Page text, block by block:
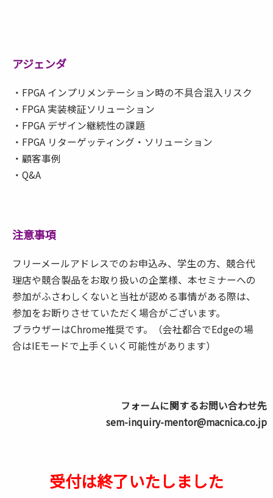
アジェンダ
・FPGA インプリメンテーション時の不具合混入リスク
・FPGA 実装検証ソリューション
・FPGA デザイン継続性の課題
・FPGA リターゲッティング・ソリューション
・顧客事例
・Q&A
注意事項
フリーメールアドレスでのお申込み、学生の方、競合代
理店や競合製品をお取り扱いの企業様、本セミナーへの
参加がふさわしくないと当社が認める事情がある際は、
参加をお断りさせていただく場合がございます。
ブラウザーはChrome推奨です。（会社都合でEdgeの場
合はIEモードで上手くいく可能性があります）
フォームに関するお問い合わせ先
sem-inquiry-mentor@macnica.co.jp
受付は終了いたしました